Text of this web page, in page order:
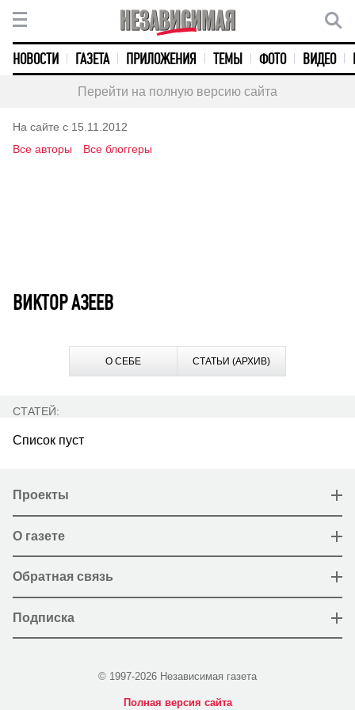
НОВОСТИ ГАЗЕТА ПРИЛОЖЕНИЯ ТЕМЫ ФОТО ВИДЕО
Перейти на полную версию сайта
На сайте с 15.11.2012
Все авторы
Все блоггеры
ВИКТОР АЗЕЕВ
О СЕБЕ СТАТЬИ (АРХИВ)
СТАТЕЙ:
Список пуст
Проекты
О газете
Обратная связь
Подписка
© 1997-2026 Независимая газета
Полная версия сайта